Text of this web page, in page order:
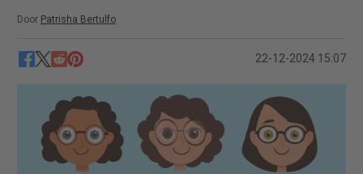
Door Patrisha Bertulfo
22-12-2024 15:07